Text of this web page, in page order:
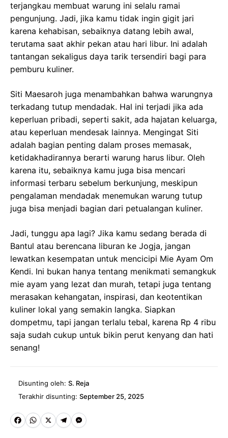
terjangkau membuat warung ini selalu ramai
pengunjung. Jadi, jika kamu tidak ingin gigit jari
karena kehabisan, sebaiknya datang lebih awal,
terutama saat akhir pekan atau hari libur. Ini adalah
tantangan sekaligus daya tarik tersendiri bagi para
pemburu kuliner.
Siti Maesaroh juga menambahkan bahwa warungnya
terkadang tutup mendadak. Hal ini terjadi jika ada
keperluan pribadi, seperti sakit, ada hajatan keluarga,
atau keperluan mendesak lainnya. Mengingat Siti
adalah bagian penting dalam proses memasak,
ketidakhadirannya berarti warung harus libur. Oleh
karena itu, sebaiknya kamu juga bisa mencari
informasi terbaru sebelum berkunjung, meskipun
pengalaman mendadak menemukan warung tutup
juga bisa menjadi bagian dari petualangan kuliner.
Jadi, tunggu apa lagi? Jika kamu sedang berada di
Bantul atau berencana liburan ke Jogja, jangan
lewatkan kesempatan untuk mencicipi Mie Ayam Om
Kendi. Ini bukan hanya tentang menikmati semangkuk
mie ayam yang lezat dan murah, tetapi juga tentang
merasakan kehangatan, inspirasi, dan keotentikan
kuliner lokal yang semakin langka. Siapkan
dompetmu, tapi jangan terlalu tebal, karena Rp 4 ribu
saja sudah cukup untuk bikin perut kenyang dan hati
senang!
Disunting oleh: S. Reja
Terakhir disunting: September 25, 2025
Fa W
X
Te M